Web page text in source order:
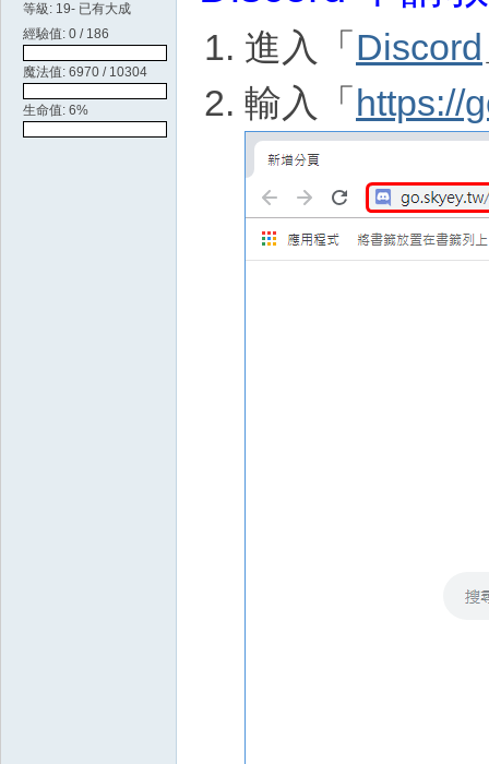
等級: 19- 已有大成
經驗值: 0 / 186
魔法值: 6970 / 10304
生命值: 6%
進入「 Discord
輸入「 https://